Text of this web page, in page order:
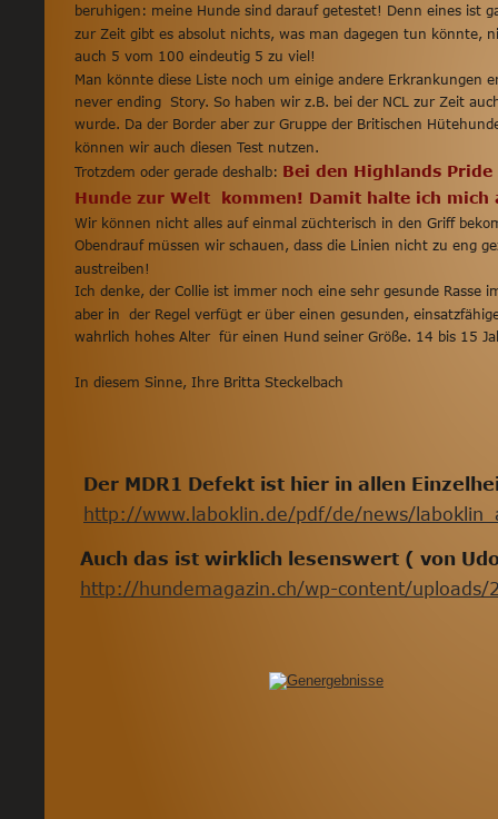
beruhigen: meine Hunde sind darauf getestet! Denn eines ist
zur Zeit gibt es absolut nichts, was man dagegen tun könnte,
auch 5 vom 100 eindeutig 5 zu viel!
Man könnte diese Liste noch um einige andere Erkrankungen
never ending  Story. So haben wir z.B. bei der NCL zur Zeit
wurde. Da der Border aber zur Gruppe der Britischen
können wir auch diesen Test nutzen.
Trotzdem oder gerade deshalb: Bei den Highlands
Hunde zur Welt  kommen! Damit halte ich
Wir können nicht alles auf einmal züchterisch in den Griff
Obendrauf müssen wir schauen, dass die Linien nicht zu eng
austreiben!
Ich denke, der Collie ist immer noch eine sehr gesunde Rasse
aber in  der Regel verfügt er über einen gesunden,
wahrlich hohes Alter  für einen Hund seiner Größe. 14 bis 15
In diesem Sinne, Ihre Britta Steckelbach
Der MDR1 Defekt ist hier in allen
http://www.laboklin.de/pdf/de/news/
Auch das ist wirklich lesenswert ( von
http://hundemagazin.ch/wp-content/